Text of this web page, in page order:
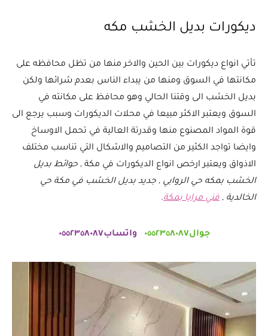
ديكورات بديل الخشب مكه
تأتي انواع ديكورات بين الحين والاخر منها من تظل محافظه على
مكانتها في السوق ومنها من يبداء الناس بعدم شرائها ولكن
بديل الخشب الى وقتنا الحالي وهو محافظ على مكانته في
السوق ويعتبر الاكثر مبيعا في محلات الديكورات وسبب يرجع الى
قوة المواد المصنوع منها وقدرتة العالية في تحمل الاوساخ
وايضا تواجد الكثير من التصاميم والاشكال التي تناسب مختلف
الاذواق ويعتبر ارخص انواع الديكورات في مكة , حوائط بديل
الخشب بمكه حي الروابي , جديد بديل الخشب في مكة حي
الخالدية , فني مرايا بمكة.
جوال٠٥٥٢٣٥٨٠٨٧ واتساب٠٥٥٢٣٥٨٠٨٧